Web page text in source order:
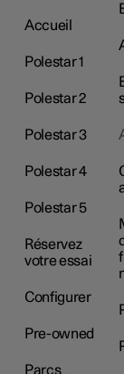
Accueil
Polestar 1
Polestar 2
Polestar 3
Polestar 4
Polestar 5
Réservez
votre essai
Configurer
Pre-owned
Parcs